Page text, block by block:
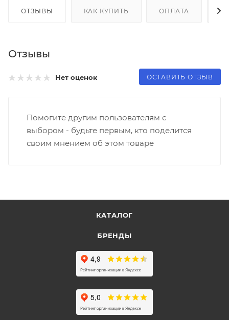
ОТЗЫВЫ КАК КУПИТЬ ОПЛАТА
Отзывы
Нет оценок ОСТАВИТЬ ОТЗЫВ
Помогите другим пользователям с
выбором - будьте первым, кто поделится
своим мнением об этом товаре
КАТАЛОГ
БРЕНДЫ